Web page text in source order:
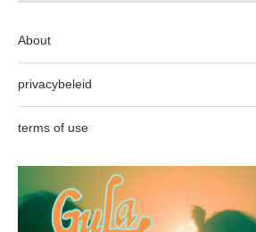
About
privacybeleid
terms of use